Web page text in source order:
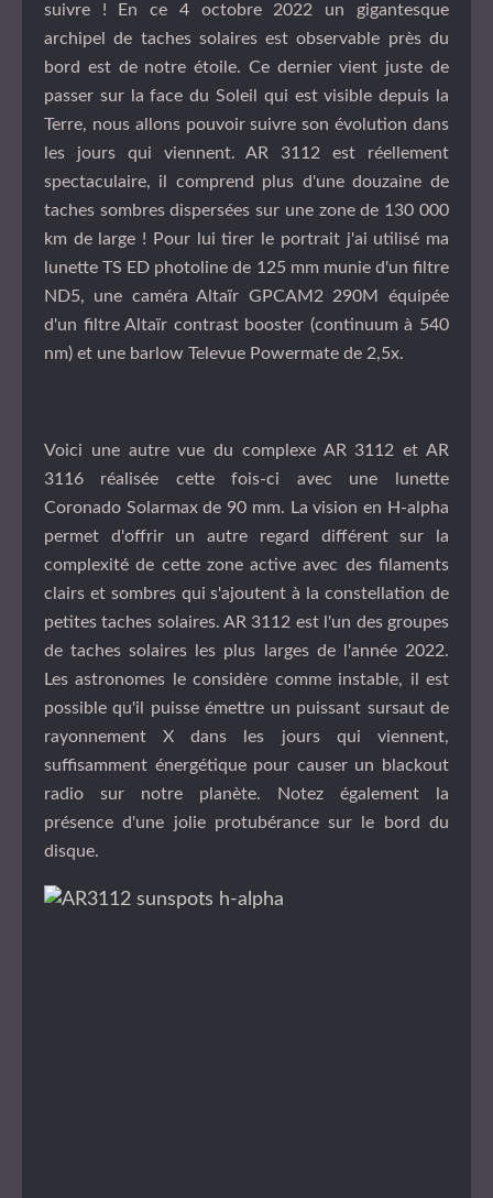
suivre ! En ce 4 octobre 2022 un gigantesque
archipel de taches solaires est observable près du
bord est de notre étoile. Ce dernier vient juste de
passer sur la face du Soleil qui est visible depuis la
Terre, nous allons pouvoir suivre son évolution dans
les jours qui viennent. AR 3112 est réellement
spectaculaire, il comprend plus d'une douzaine de
taches sombres dispersées sur une zone de 130 000
km de large ! Pour lui tirer le portrait j'ai utilisé ma
lunette TS ED photoline de 125 mm munie d'un filtre
ND5, une caméra Altaïr GPCAM2 290M équipée
d'un filtre Altaïr contrast booster (continuum à 540
nm) et une barlow Televue Powermate de 2,5x.
Voici une autre vue du complexe AR 3112 et AR
3116 réalisée cette fois-ci avec une lunette
Coronado Solarmax de 90 mm. La vision en H-alpha
permet d'offrir un autre regard différent sur la
complexité de cette zone active avec des filaments
clairs et sombres qui s'ajoutent à la constellation de
petites taches solaires. AR 3112 est l'un des groupes
de taches solaires les plus larges de l'année 2022.
Les astronomes le considère comme instable, il est
possible qu'il puisse émettre un puissant sursaut de
rayonnement X dans les jours qui viennent,
suffisamment énergétique pour causer un blackout
radio sur notre planète. Notez également la
présence d'une jolie protubérance sur le bord du
disque.